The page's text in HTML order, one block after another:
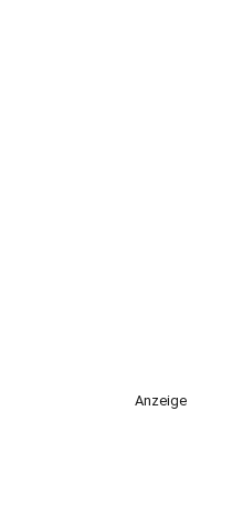
Anzeige